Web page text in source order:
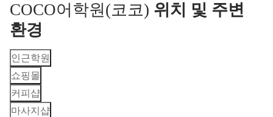
뷔페식 식단 제공
한식 포함한 퓨전식 제공
부대시설
수영장, 워터슬라이드, 실내 스크린 골프 연습장, 테이블
사커, 배드민턴
통금 시간
무
COCO어학원(코코) 위치 및 주변
환경
인근학원
쇼핑몰
커피샵
마사지샵